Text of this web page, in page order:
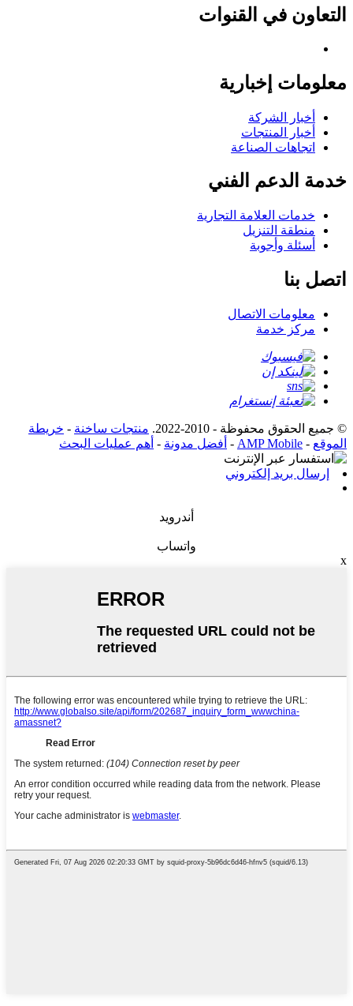
التعاون في القنوات
معلومات إخبارية
أخبار الشركة
أخبار المنتجات
اتجاهات الصناعة
خدمة الدعم الفني
خدمات العلامة التجارية
منطقة التنزيل
أسئلة وأجوبة
اتصل بنا
معلومات الاتصال
مركز خدمة
© جميع الحقوق محفوظة - 2010-2022. منتجات ساخنة - خريطة
الموقع -
AMP Mobile
- أفضل مدونة - أهم عمليات البحث
إرسال بريد إلكتروني
أندرويد
واتساب
x